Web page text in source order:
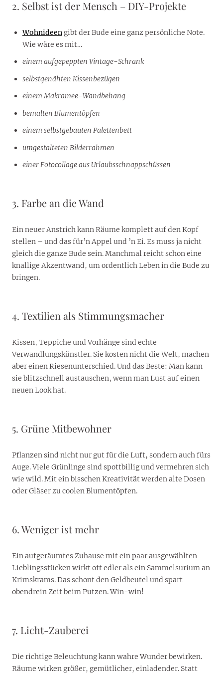
2. Selbst ist der Mensch – DIY-Projekte
Wohnideen gibt der Bude eine ganz persönliche Note.
Wie wäre es mit…
einem aufgepeppten Vintage-Schrank
selbstgenähten Kissenbezügen
einem Makramee-Wandbehang
bemalten Blumentöpfen
einem selbstgebauten Palettenbett
umgestalteten Bilderrahmen
einer Fotocollage aus Urlaubsschnappschüssen
3. Farbean die Wand
Ein neuer Anstrich kann Räume komplett auf den Kopf
stellen – und das für’n Appel und ’n Ei. Es muss ja nicht
gleich die ganze Bude sein. Manchmal reicht schon eine
knallige Akzentwand, um ordentlich Leben in die Bude zu
bringen.
4. Textilien als Stimmungsmacher
Kissen, Teppiche und Vorhänge sind echte
Verwandlungskünstler. Sie kosten nicht die Welt, machen
aber einen Riesenunterschied. Und das Beste: Man kann
sie blitzschnell austauschen, wenn man Lust auf einen
neuen Look hat.
5. Grüne Mitbewohner
Pflanzen sind nicht nur gut für die Luft, sondern auch fürs
Auge. Viele Grünlinge sind spottbillig und vermehren sich
wie wild. Mit ein bisschen Kreativität werden alte Dosen
oder Gläser zu coolen Blumentöpfen.
6. Weniger ist mehr
Ein aufgeräumtes Zuhause mit ein paar ausgewählten
Lieblingsstücken wirkt oft edler als ein Sammelsurium an
Krimskrams. Das schont den Geldbeutel und spart
obendrein Zeit beim Putzen. Win-win!
7. Licht-Zauberei
Die richtige Beleuchtung kann wahre Wunder bewirken.
Räume wirken größer, gemütlicher, einladender. Statt